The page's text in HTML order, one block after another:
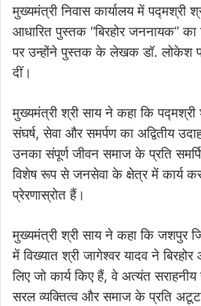
मुख्यमंत्री निवास कार्यालय में पद्मश्री
आधारित पुस्तक “बिरहोर जननायक”
पर उन्होंने पुस्तक के लेखक डॉ. लोकेश
दीं।
मुख्यमंत्री श्री साय ने कहा कि पद्मश्री
संघर्ष, सेवा और समर्पण का अद्वितीय
उनका संपूर्ण जीवन समाज के प्रति
विशेष रूप से जनसेवा के क्षेत्र में कार्य
प्रेरणास्रोत हैं।
मुख्यमंत्री श्री साय ने कहा कि जशपुर
में विख्यात श्री जागेश्वर यादव ने
लिए जो कार्य किए हैं, वे अत्यंत
सरल व्यक्तित्व और समाज के प्रति अटूट